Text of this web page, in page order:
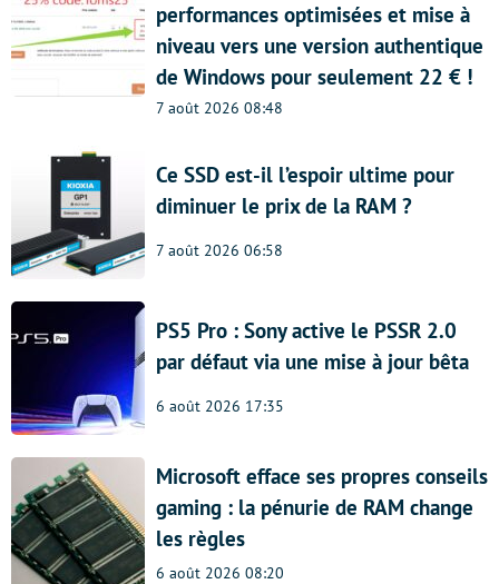
performances optimisées et mise à
niveau vers une version authentique
de Windows pour seulement 22 € !
7 août 2026 08:48
Ce SSD est-il l’espoir ultime pour
diminuer le prix de la RAM ?
7 août 2026 06:58
PS5 Pro : Sony active le PSSR 2.0
par défaut via une mise à jour bêta
6 août 2026 17:35
Microsoft efface ses propres conseils
gaming : la pénurie de RAM change
les règles
6 août 2026 08:20